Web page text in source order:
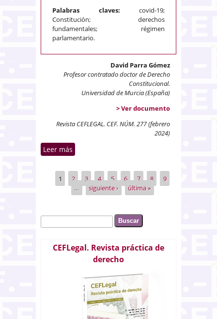
Palabras claves: covid-19;
Constitución; derechos
fundamentales; régimen
parlamentario.
David Parra Gómez
Profesor contratado doctor de Derecho
Constitucional.
Universidad de Murcia (España)
> Ver documento
Revista CEFLEGAL. CEF. NÚM. 277 (febrero
2024)
Leer más
español
Páginas
1 2 3 4 5 6 7 8
9
…
siguiente › última »
Formulario de búsqueda
Buscar
CEFLegal. Revista práctica de
derecho